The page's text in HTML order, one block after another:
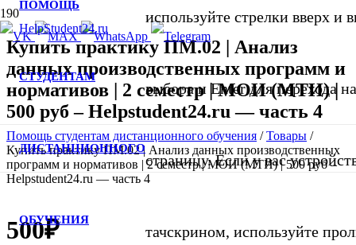
ПОМОЩЬ
СТУДЕНТАМ
ДИСТАНЦИОННОГО
ОБУЧЕНИЯ
используйте стрелки вверх и
выбора и Enter для перехода
страницу. Если у вас
тачскрином, используйте
Купить практику ПМ.02 | Анализ
данных производственных программ и
нормативов | 2 семестр | МОИ (МТИ) |
500 руб – Helpstudent24.ru — часть 4
Помощь студентам дистанционного обучения /Товары /
Купить практику ПМ.02 | Анализ данных производственных
программ и нормативов | 2 семестр | МОИ (МТИ) | 500 руб –
Helpstudent24.ru — часть 4
500₽